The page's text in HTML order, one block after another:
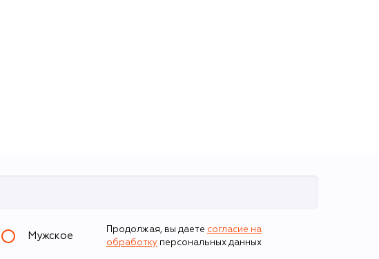
Мужское
Продолжая, вы даете согласие на
обработку персональных данных